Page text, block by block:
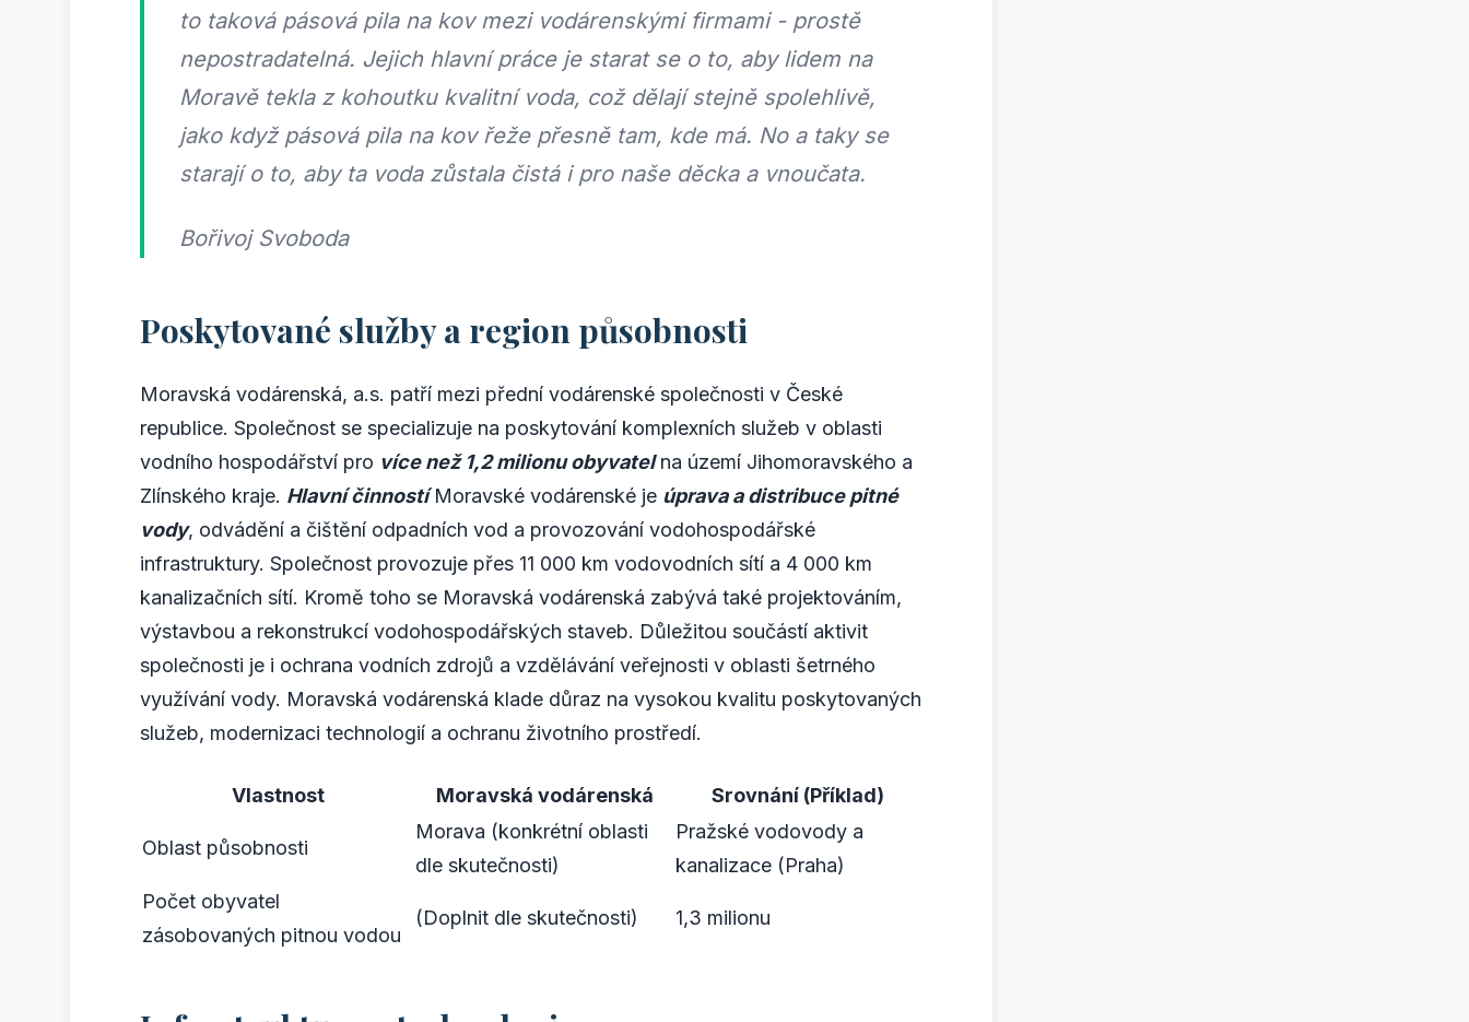
to taková pásová pila na kov mezi vodárenskými firmami - prostě
nepostradatelná. Jejich hlavní práce je starat se o to, aby lidem na
Moravě tekla z kohoutku kvalitní voda, což dělají stejně spolehlivě,
jako když pásová pila na kov řeže přesně tam, kde má. No a taky se
starají o to, aby ta voda zůstala čistá i pro naše děcka a vnoučata.
Bořivoj Svoboda
Poskytované služby a region působnosti
Moravská vodárenská, a.s. patří mezi přední vodárenské společnosti v České
republice. Společnost se specializuje na poskytování komplexních služeb v oblasti
vodního hospodářství pro více než 1,2 milionu obyvatelna území Jihomoravského a
Zlínského kraje. Hlavní činnostíMoravské vodárenské je úprava a distribuce pitné
vody, odvádění a čištění odpadních vod a provozování vodohospodářské
infrastruktury. Společnost provozuje přes 11 000 km vodovodních sítí a 4 000 km
kanalizačních sítí. Kromě toho se Moravská vodárenská zabývá také projektováním,
výstavbou a rekonstrukcí vodohospodářských staveb. Důležitou součástí aktivit
společnosti je i ochrana vodních zdrojů a vzdělávání veřejnosti v oblasti šetrného
využívání vody. Moravská vodárenská klade důraz na vysokou kvalitu poskytovaných
služeb, modernizaci technologií a ochranu životního prostředí.
Vlastnost Moravská vodárenská Srovnání (Příklad)
Oblast působnosti
Morava (konkrétní oblasti
dle skutečnosti)
Pražské vodovody a
kanalizace (Praha)
Počet obyvatel
zásobovaných pitnou vodou
(Doplnit dle skutečnosti) 1,3 milionu